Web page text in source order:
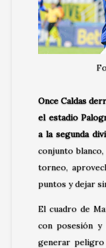
Once Caldas
el estadio
a la segunda
conjunto
torneo,
puntos y dejar
El cuadro de
con posesión y
generar